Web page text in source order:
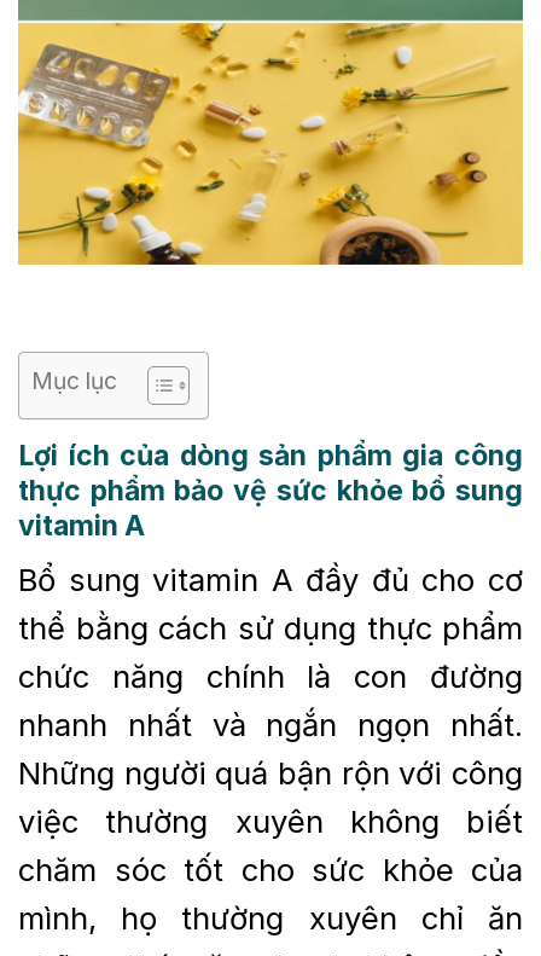
Mục lục
Lợi ích của dòng sản phẩm gia công
thực phẩm bảo vệ sức khỏe bổ sung
vitamin A
Bổ sung vitamin A đầy đủ cho cơ
thể bằng cách sử dụng thực phẩm
chức năng chính là con đường
nhanh nhất và ngắn ngọn nhất.
Những người quá bận rộn với công
việc thường xuyên không biết
chăm sóc tốt cho sức khỏe của
mình, họ thường xuyên chỉ ăn